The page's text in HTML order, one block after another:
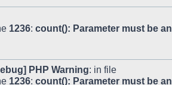
1236: count(): Parameter must be an
PHP Warning: in file
1236: count(): Parameter must be an